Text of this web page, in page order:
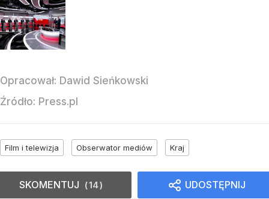
Opracował: Dawid Sieńkowski
Źródło: Press.pl
Film i telewizja Obserwator mediów Kraj
UDOSTĘPNIJ
SKOMENTUJ 14